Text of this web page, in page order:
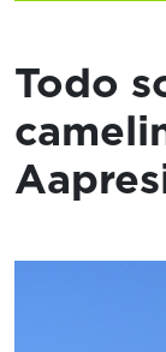
Todo